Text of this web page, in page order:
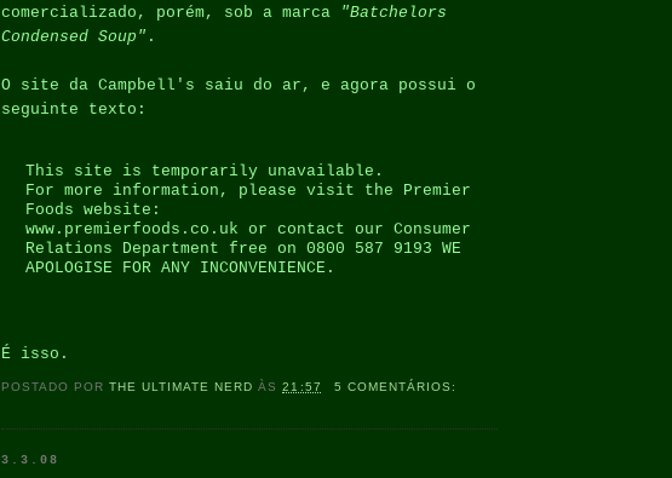
comercializado, porém, sob a marca
"Batchelors
Condensed Soup" .
O site da Campbell's saiu do ar, e agora possui o
seguinte texto:
This site is temporarily unavailable.
For more information, please visit the Premier
Foods website:
www.premierfoods.co.uk or contact our Consumer
Relations Department free on 0800 587 9193 WE
APOLOGISE FOR ANY INCONVENIENCE.
É isso.
POSTADO PORTHE ULTIMATE NERD ÀS21:57 5 COMENTÁRIOS:
3.3.08